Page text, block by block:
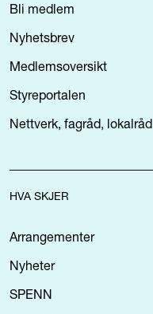
Bli medlem
Nyhetsbrev
Medlemsoversikt
Styreportalen
Nettverk, fagråd, lokalråd
HVA SKJER
Arrangementer
Nyheter
SPENN